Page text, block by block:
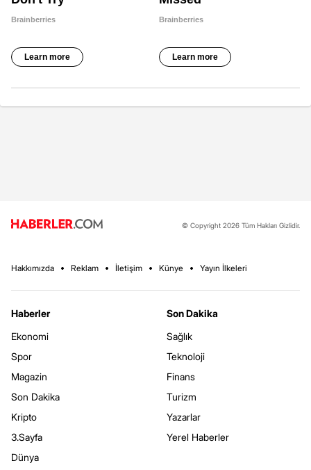
© Copyright 2026 Tüm Hakları Gizlidir.
Hakkımızda Reklam İletişim Künye Yayın İlkeleri
Haberler
Ekonomi
Spor
Magazin
Son Dakika
Kripto
3.Sayfa
Dünya
Son Dakika
Sağlık
Teknoloji
Finans
Turizm
Yazarlar
Yerel Haberler